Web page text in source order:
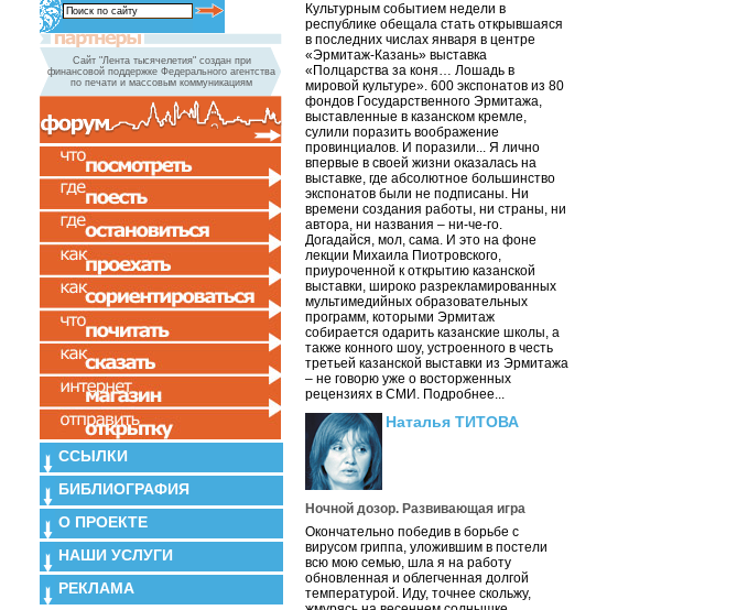
Культурным событием недели в
республике обещала стать открывшаяся
в последних числах января в центре
«Эрмитаж-Казань» выставка
«Полцарства за коня… Лошадь в
мировой культуре». 600 экспонатов из 80
фондов Государственного Эрмитажа,
выставленные в казанском кремле,
сулили поразить воображение
провинциалов. И поразили... Я лично
впервые в своей жизни оказалась на
выставке, где абсолютное большинство
экспонатов были не подписаны. Ни
времени создания работы, ни страны, ни
автора, ни названия – ни-че-го.
Догадайся, мол, сама. И это на фоне
лекции Михаила Пиотровского,
приуроченной к открытию казанской
выставки, широко разрекламированных
мультимедийных образовательных
программ, которыми Эрмитаж
собирается одарить казанские школы, а
также конного шоу, устроенного в честь
третьей казанской выставки из Эрмитажа
– не говорю уже о восторженных
рецензиях в СМИ. Подробнее...
Наталья ТИТОВА
Ночной дозор. Развивающая игра
Окончательно победив в борьбе с
вирусом гриппа, уложившим в постели
всю мою семью, шла я на работу
обновленная и облегченная долгой
температурой. Иду, точнее скольжу,
Сайт "Лента тысячелетия" создан при
финансовой поддержке Федерального агентства
по печати и массовым коммуникациям
ССЫЛКИ
БИБЛИОГРАФИЯ
О ПРОЕКТЕ
НАШИ УСЛУГИ
РЕКЛАМА